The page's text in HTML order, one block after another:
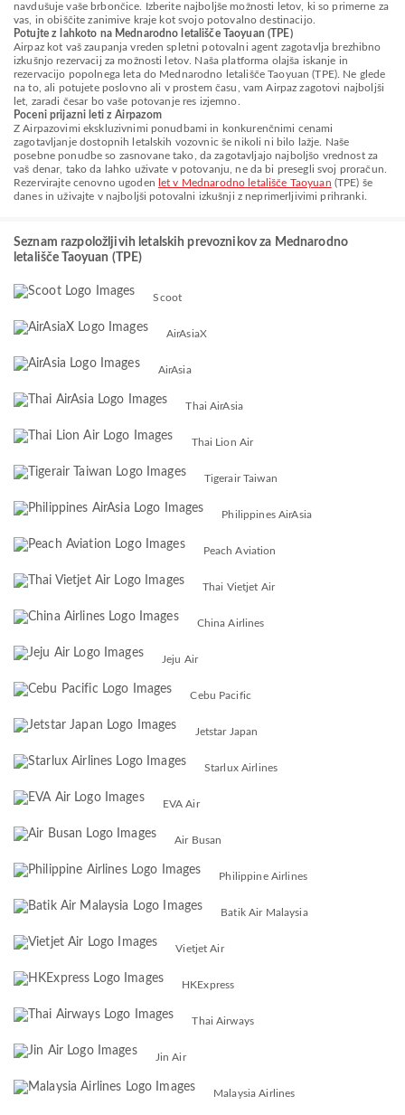
navdušuje vaše brbončice. Izberite najboljše možnosti letov, ki so primerne za
vas, in obiščite zanimive kraje kot svojo potovalno destinacijo.
Potujte z lahkoto na Mednarodno letališče Taoyuan (TPE)
Airpaz kot vaš zaupanja vreden spletni potovalni agent zagotavlja brezhibno
izkušnjo rezervacij za možnosti letov. Naša platforma olajša iskanje in
rezervacijo popolnega leta do Mednarodno letališče Taoyuan (TPE). Ne glede
na to, ali potujete poslovno ali v prostem času, vam Airpaz zagotovi najboljši
let, zaradi česar bo vaše potovanje res izjemno.
Poceni prijazni leti z Airpazom
Z Airpazovimi ekskluzivnimi ponudbami in konkurenčnimi cenami
zagotavljanje dostopnih letalskih vozovnic še nikoli ni bilo lažje. Naše
posebne ponudbe so zasnovane tako, da zagotavljajo najboljšo vrednost za
vaš denar, tako da lahko uživate v potovanju, ne da bi presegli svoj proračun.
Rezervirajte cenovno ugoden let v Mednarodno letališče Taoyuan (TPE) še
danes in uživajte v najboljši potovalni izkušnji z neprimerljivimi prihranki.
Seznam razpoložljivih letalskih prevoznikov za Mednarodno
letališče Taoyuan (TPE)
Scoot
AirAsiaX
AirAsia
Thai AirAsia
Thai Lion Air
Tigerair Taiwan
Philippines AirAsia
Peach Aviation
Thai Vietjet Air
China Airlines
Jeju Air
Cebu Pacific
Jetstar Japan
Starlux Airlines
EVA Air
Air Busan
Philippine Airlines
Batik Air Malaysia
Vietjet Air
HKExpress
Thai Airways
Jin Air
Malaysia Airlines